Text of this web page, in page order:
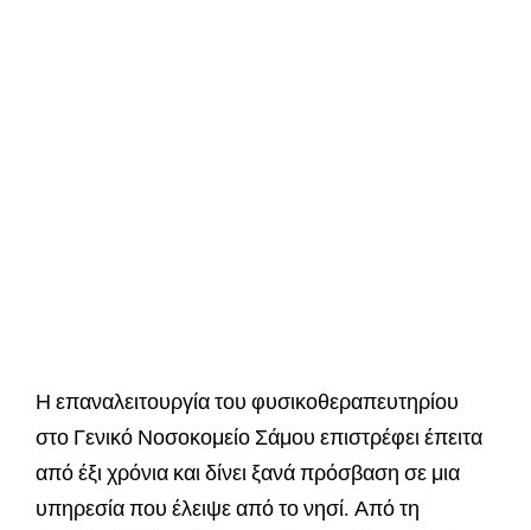
Η επαναλειτουργία του φυσικοθεραπευτηρίου
στο Γενικό Νοσοκομείο Σάμου επιστρέφει έπειτα
από έξι χρόνια και δίνει ξανά πρόσβαση σε μια
υπηρεσία που έλειψε από το νησί. Από τη